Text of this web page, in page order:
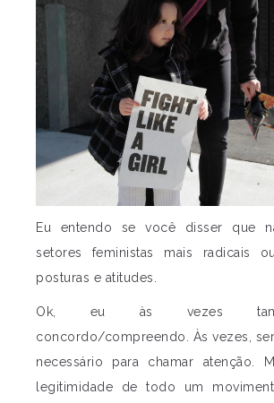
Eu entendo se você disser que
setores feministas mais radicais
posturas e atitudes.
Ok, eu às vezes
concordo/compreendo. Às vezes,
necessário para chamar atenção.
legitimidade de todo um